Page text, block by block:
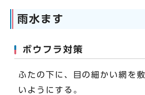
雨水ます
ボウフラ対策
ふたの下に、目の細かい網を
いようにする。